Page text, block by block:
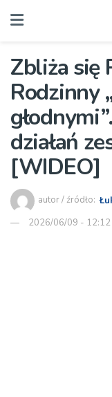
Zbliża się
Rodzinny
działań
[WIDEO]
autor / źródło:
2026/06/09 - 12:12